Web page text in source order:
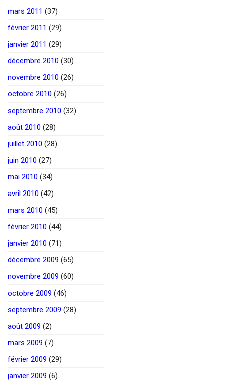
mars 2011 (37)
février 2011 (29)
janvier 2011 (29)
décembre 2010 (30)
novembre 2010 (26)
octobre 2010 (26)
septembre 2010 (32)
août 2010 (28)
juillet 2010 (28)
juin 2010 (27)
mai 2010 (34)
avril 2010 (42)
mars 2010 (45)
février 2010 (44)
janvier 2010 (71)
décembre 2009 (65)
novembre 2009 (60)
octobre 2009 (46)
septembre 2009 (28)
août 2009 (2)
mars 2009 (7)
février 2009 (29)
janvier 2009 (6)